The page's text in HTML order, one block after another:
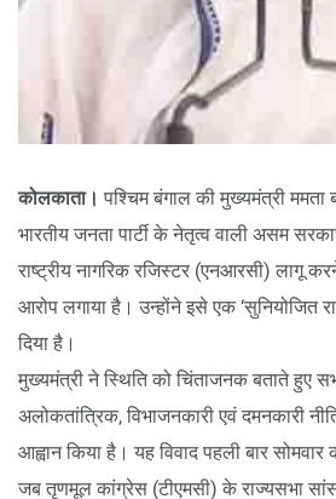
कोलकाता। पश्चिम बंगाल की मुख्यमंत्री ममता
भारतीय जनता पार्टी के नेतृत्व वाली असम
राष्ट्रीय नागरिक रजिस्टर (एनआरसी) लागू
आरोप लगाया है। उन्होंने इसे एक ‘सुनियोजित
दिया है।
मुख्यमंत्री ने स्थिति को चिंताजनक बताते हुए
अलोकतांत्रिक, विभाजनकारी एवं दमनकारी
आह्वान किया है। यह विवाद पहली बार
जब तृणमूल कांग्रेस (टीएमसी) के राज्यसभा